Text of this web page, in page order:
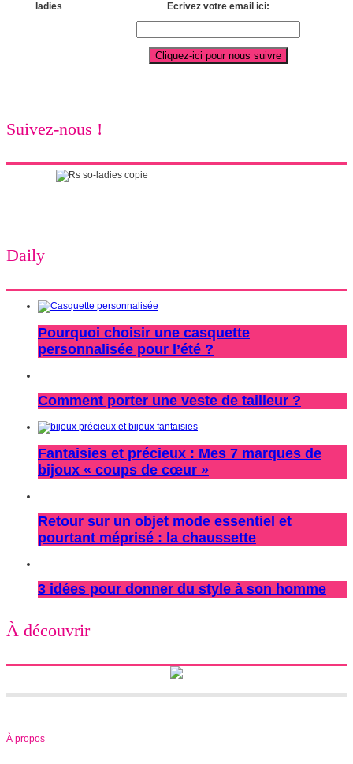
Ecrivez votre email ici:
Suivez-nous !
Daily
Pourquoi choisir une casquette
personnalisée pour l’été ?
Comment porter une veste de tailleur ?
Fantaisies et précieux : Mes 7 marques de
bijoux « coups de cœur »
Retour sur un objet mode essentiel et
pourtant méprisé : la chaussette
3 idées pour donner du style à son homme
À découvrir
À propos